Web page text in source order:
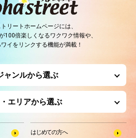
リートホームページには、
100倍楽しくなるワクワク情報や、
イをリンクする機能が満載！
ャンルから選ぶ
エリアから選ぶ
はじめての方へ